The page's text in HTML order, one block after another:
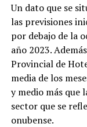
Un dato que se
las previsiones
por debajo de la
año 2023.
Provincial de
media de los
y medio más que
sector que se
onubense.